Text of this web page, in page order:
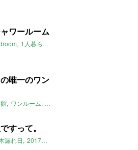
ワールーム
1人暮らし
唯一のワン
ワンルーム 2017年11月のおすすめ
すって。
漏れ日 2017年11月のおすすめ